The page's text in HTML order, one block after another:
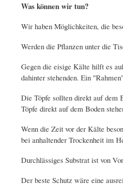
Was können wir tun?
Wir haben Möglichkeiten, die
Werden die Pflanzen unter die
Gegen die eisige Kälte hilft es
dahinter stehenden. Ein
Die Töpfe sollten direkt auf dem
Töpfe direkt auf dem Boden
Wenn die Zeit vor der Kälte
bei anhaltender Trockenheit im
Durchlässiges Substrat ist von
Der beste Schutz wäre eine